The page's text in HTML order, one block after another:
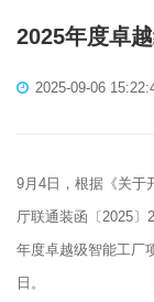
2025年度卓
2025-09-06
9月4日，根据《关于
厅联通装函〔2025〕
年度卓越级智能工厂
日。